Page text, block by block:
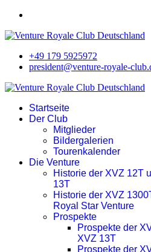
+49 179 5925972
president@venture-royale-
Startseite
Der Club
Mitglieder
Bildergalerien
Tourenkalender
Die Venture
Historie der XVZ 12T
13T
Historie der XVZ
Royal Star Venture
Prospekte
Prospekte der
XVZ 13T
Prospekte der